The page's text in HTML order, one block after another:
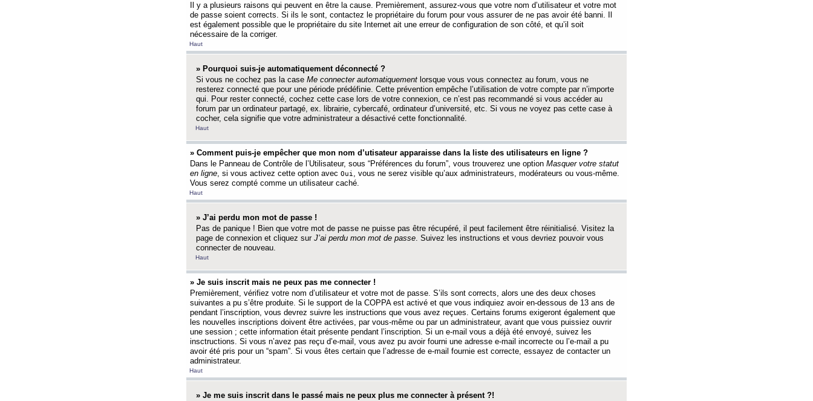
Il y a plusieurs raisons qui peuvent en être la cause. Premièrement, assurez-vous que votre nom d’utilisateur et votre mot
de passe soient corrects. Si ils le sont, contactez le propriétaire du forum pour vous assurer de ne pas avoir été banni. Il
est également possible que le propriétaire du site Internet ait une erreur de configuration de son côté, et qu’il soit
nécessaire de la corriger.
Haut
» Pourquoi suis-je automatiquement déconnecté ?
Si vous ne cochez pas la case Me connecter automatiquement lorsque vous vous connectez au forum, vous ne
resterez connecté que pour une période prédéfinie. Cette prévention empêche l’utilisation de votre compte par n’importe
qui. Pour rester connecté, cochez cette case lors de votre connexion, ce n’est pas recommandé si vous accéder au
forum par un ordinateur partagé, ex. librairie, cybercafé, ordinateur d’université, etc. Si vous ne voyez pas cette case à
cocher, cela signifie que votre administrateur a désactivé cette fonctionnalité.
Haut
» Comment puis-je empêcher que mon nom d’utisateur apparaisse dans la liste des utilisateurs en ligne ?
Dans le Panneau de Contrôle de l’Utilisateur, sous “Préférences du forum”, vous trouverez une option Masquer votre statut
en ligne, si vous activez cette option avec Oui , vous ne serez visible qu’aux administrateurs, modérateurs ou vous-même.
Vous serez compté comme un utilisateur caché.
Haut
» J’ai perdu mon mot de passe !
Pas de panique ! Bien que votre mot de passe ne puisse pas être récupéré, il peut facilement être réinitialisé. Visitez la
page de connexion et cliquez sur J’ai perdu mon mot de passe. Suivez les instructions et vous devriez pouvoir vous
connecter de nouveau.
Haut
» Je suis inscrit mais ne peux pas me connecter !
Premièrement, vérifiez votre nom d’utilisateur et votre mot de passe. S’ils sont corrects, alors une des deux choses
suivantes a pu s’être produite. Si le support de la COPPA est activé et que vous indiquiez avoir en-dessous de 13 ans de
pendant l’inscription, vous devrez suivre les instructions que vous avez reçues. Certains forums exigeront également que
les nouvelles inscriptions doivent être activées, par vous-même ou par un administrateur, avant que vous puissiez ouvrir
une session ; cette information était présente pendant l’inscription. Si un e-mail vous a déjà été envoyé, suivez les
insctructions. Si vous n’avez pas reçu d’e-mail, vous avez pu avoir fourni une adresse e-mail incorrecte ou l’e-mail a pu
avoir été pris pour un “spam”. Si vous êtes certain que l’adresse de e-mail fournie est correcte, essayez de contacter un
administrateur.
Haut
» Je me suis inscrit dans le passé mais ne peux plus me connecter à présent ?!